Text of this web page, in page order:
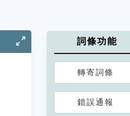
詞條功能
轉寄詞條
錯誤通報